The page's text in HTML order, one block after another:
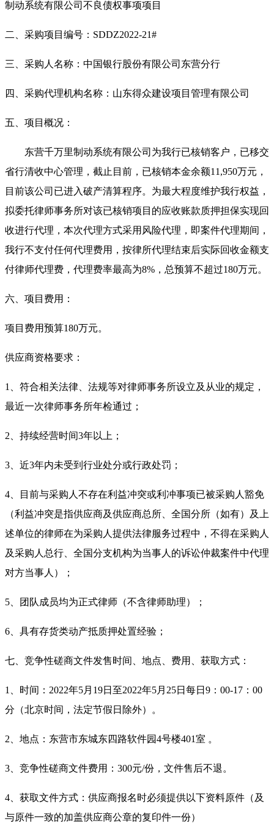
制动系统有限公司不良债权事项项目
二、采购项目编号： SDDZ2022-21#
三、采购人名称：中国银行股份有限公司东营分行
四、采购代理机构名称：山东得众建设项目管理有限公司
五、项目概况：
东营千万里制动系统有限公司 为我行已核销客户，已移交
省行清收中心管理， 截止目前，已核销本金余额11,950万元，
目前该公司已进入破产清算程序。为最大程度维护我行权益，
拟委托律师事务所对该已核销项目的应收账款质押担保实现回
收进行代理， 本次代理方式采用风险代理，即案件代理期间，
我行不支付任何代理费用，按律所代理结束后实际回收金额支
付律师代理费 ， 代理费率最高为8%，总预算不超过180万元。
六、项目费用：
项目费用预算180万元。
供应商资格要求：
1、符合相关法律、法规等对律师事务所设立及从业的规定，
最近一次律师事务所年检通过；
2、持续经营时间3年以上；
3、近3年内未受到行业处分或行政处罚；
4、目前与采购人不存在利益冲突或利冲事项已被采购人豁免
（利益冲突是指供应商及供应商总所、全国分所（如有）及上
述单位的律师在为采购人提供法律服务过程中，不得在采购人
及采购人总行、全国分支机构为当事人的诉讼仲裁案件中代理
对方当事人）；
5 、团队成员均为正式律师（不含律师助理）；
6、 具有存货类动产抵质押处置经验；
七、竞争性磋商文件发售时间、地点、费用、获取方式：
1、时间：2022年5月 19日至2022年5月 25日每日 9：00-17：00
分（北京时间，法定节假日除外）。
2、地点：东营市东城东四路软件园4号楼401室 。
3、竞争性磋商文件费用：300元/份，文件售后不退。
4、获取文件方式：供应商报名时必须提供以下资料原件（及
与原件一致的加盖供应商公章的复印件一份）